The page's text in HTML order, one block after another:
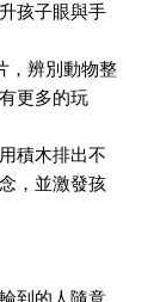
孩子眼與手
，辨別動物整
更多的玩
積木排出不
，並激發孩
到的人隨意